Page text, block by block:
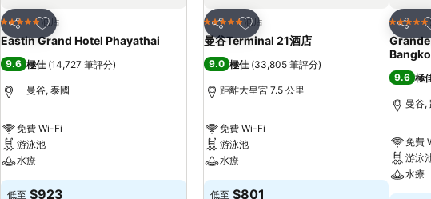
分享
放到收藏夾
5 星級 酒店
Eastin Grand Hotel Phayathai
9.6 極佳 (14,727 筆評分)
曼谷, 泰國
免費 Wi-Fi
游泳池
水療
低至 $923
分享
放到收藏夾
5 星級 酒店
曼谷Terminal 21酒店
9.0 極佳 (33,805 筆評分)
距離大皇宮 7.5 公里
免費 Wi-Fi
游泳池
水療
低至 $801
分享
5 星級
9.6 極
曼谷,
免費
游泳
水療